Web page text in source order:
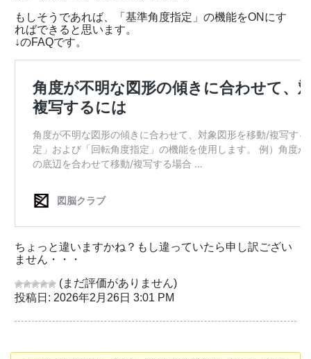
もしそうであれば、「基準角度指定」の機能をONにす
ればできると思います。
↓のFAQです。
ちょっと違いますかね？もし違っていたら申し訳ござい
ません・・・
(まだ評価がありません)
投稿日: 2026年2月26日 3:01 PM